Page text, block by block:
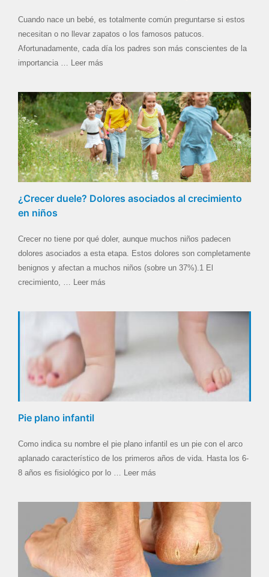
Cuando nace un bebé, es totalmente común preguntarse si estos
necesitan o no llevar zapatos o los famosos patucos.
Afortunadamente, cada día los padres son más conscientes de la
importancia … Leer más
¿Crecer duele? Dolores asociados al crecimiento
en niños
Crecer no tiene por qué doler, aunque muchos niños padecen
dolores asociados a esta etapa. Estos dolores son completamente
benignos y afectan a muchos niños (sobre un 37%).1 El
crecimiento, … Leer más
Pie plano infantil
Como indica su nombre el pie plano infantil es un pie con el arco
aplanado característico de los primeros años de vida. Hasta los 6-
8 años es fisiológico por lo … Leer más